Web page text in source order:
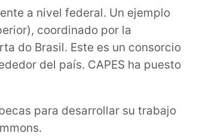
a nivel federal. Un ejemplo
coordinado por la
do Brasil. Este es un consorcio
del país. CAPES ha puesto
para desarrollar su trabajo